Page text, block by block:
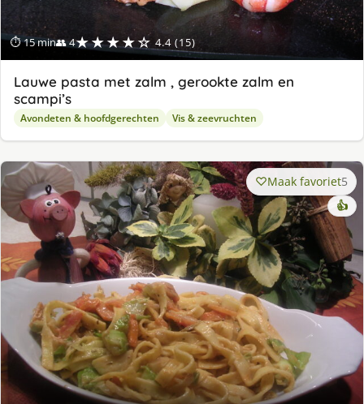
⏱ 15 min👥 4★★★★☆ 4.4 (15)
Lauwe pasta met zalm , gerookte zalm en
scampi’s
Avondeten & hoofdgerechten Vis & zeevruchten
Maak favoriet5
👍